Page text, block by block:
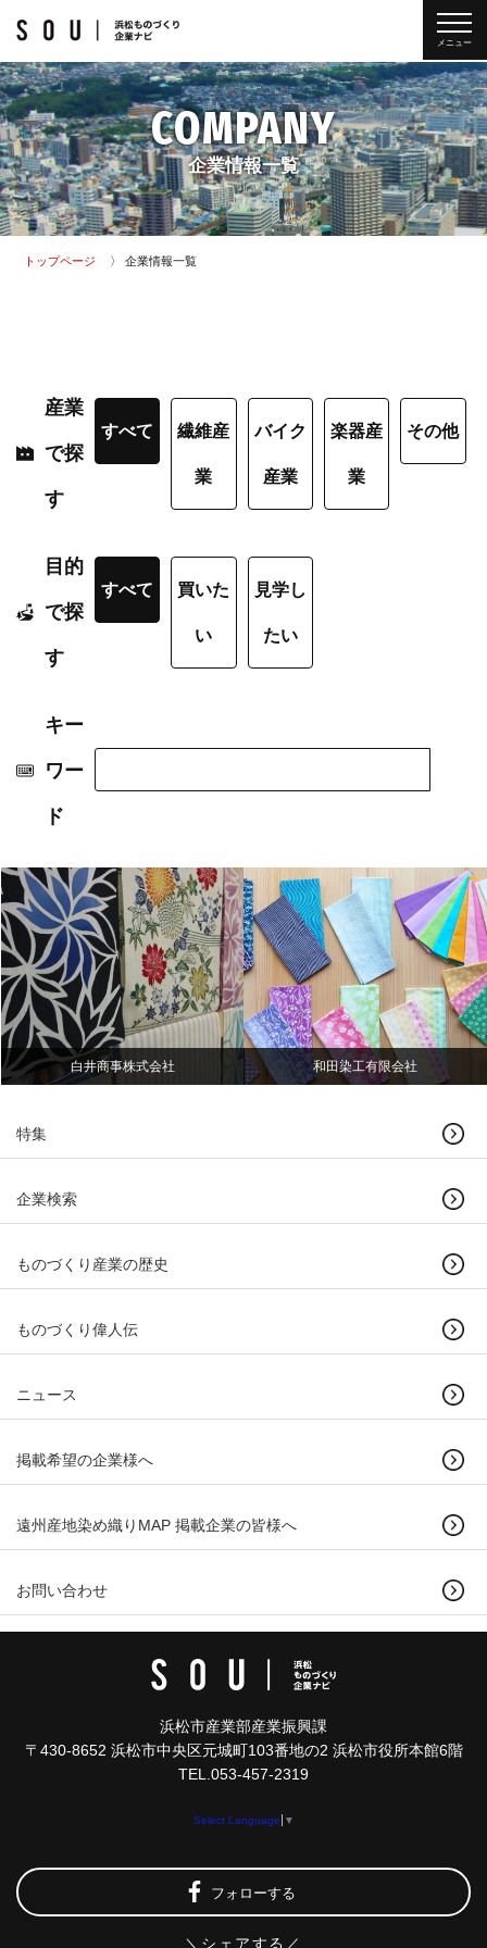
メニュー
COMPANY
企業情報一覧
トップページ 企業情報一覧
産業
で探
す
すべて 繊維産
業
バイク
産業
楽器産
業
その他
目的
で探
す
すべて 買いた
い
見学し
たい
キー
ワー
ド
白井商事株式会社 和田染工有限会社
特集
企業検索
ものづくり産業の歴史
ものづくり偉人伝
ニュース
掲載希望の企業様へ
遠州産地染め織りMAP 掲載企業の皆様へ
お問い合わせ
浜松市産業部産業振興課
〒430-8652 浜松市中央区元城町103番地の2 浜松市役所本館6階
TEL.053-457-2319
Select Language ▼
＼シェアする／
フォローする